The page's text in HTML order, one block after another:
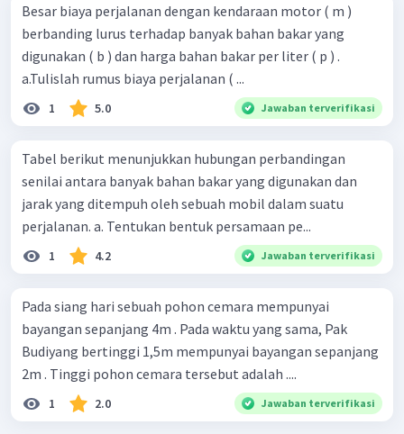
Besar biaya perjalanan dengan kendaraan motor ( m )
berbanding lurus terhadap banyak bahan bakar yang
digunakan ( b ) dan harga bahan bakar per liter ( p ) .
a.Tulislah rumus biaya perjalanan ( ...
1 5.0 Jawaban terverifikasi
Tabel berikut menunjukkan hubungan perbandingan
senilai antara banyak bahan bakar yang digunakan dan
jarak yang ditempuh oleh sebuah mobil dalam suatu
perjalanan. a. Tentukan bentuk persamaan pe...
1 4.2 Jawaban terverifikasi
Pada siang hari sebuah pohon cemara mempunyai
bayangan sepanjang 4m . Pada waktu yang sama, Pak
Budiyang bertinggi 1,5m mempunyai bayangan sepanjang
2m . Tinggi pohon cemara tersebut adalah ....
1 2.0 Jawaban terverifikasi